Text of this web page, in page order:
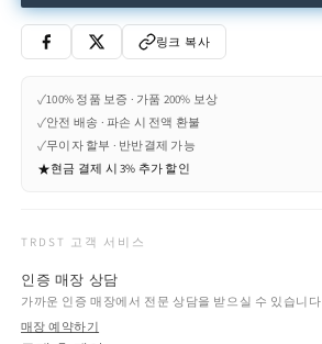
프
3
인
소
파
줄
임
프
티
3
인
소
파
링크 복사
✓100% 정품 보증 · 가품 200% 보상
✓안전 배송 · 파손 시 전액 환불
✓무이자 할부 · 반반결제 가능
★현금 결제 시 3% 추가 할인
TRDST 고객 서비스
인증 매장 상담
가까운 인증 매장에서 전문 상담을 받으실 수 있습니다
매장 예약하기